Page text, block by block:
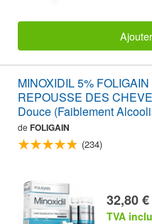
MINOXIDIL 5%
REPOUSSE DES
Douce (Faiblement
d'Approvisionnement
de FOLIGAIN
(234)
32,80 €
TVA